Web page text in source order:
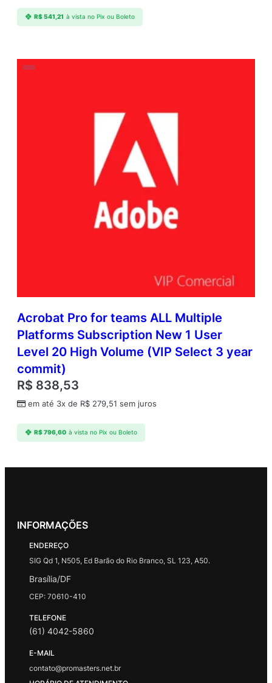
R$541,21 à vista no Pix ou Boleto
Acrobat Pro for teams ALL Multiple
Platforms Subscription New 1 User
Level 20 High Volume (VIP Select 3 year
commit)
R$ 838,53
em até 3x de R$ 279,51 sem juros
R$796,60 à vista no Pix ou Boleto
INFORMAÇÕES
ENDEREÇO
SIG Qd 1, N505, Ed Barão do Rio Branco, SL 123, A50.
Brasília/DF
CEP: 70610-410
TELEFONE
(61) 4042-5860
E-MAIL
contato@promasters.net.br